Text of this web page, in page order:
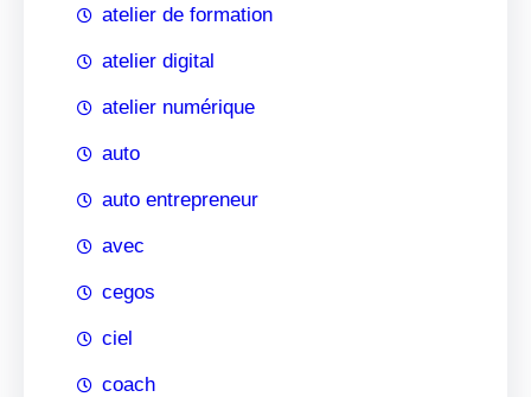
atelier de formation
atelier digital
atelier numérique
auto
auto entrepreneur
avec
cegos
ciel
coach